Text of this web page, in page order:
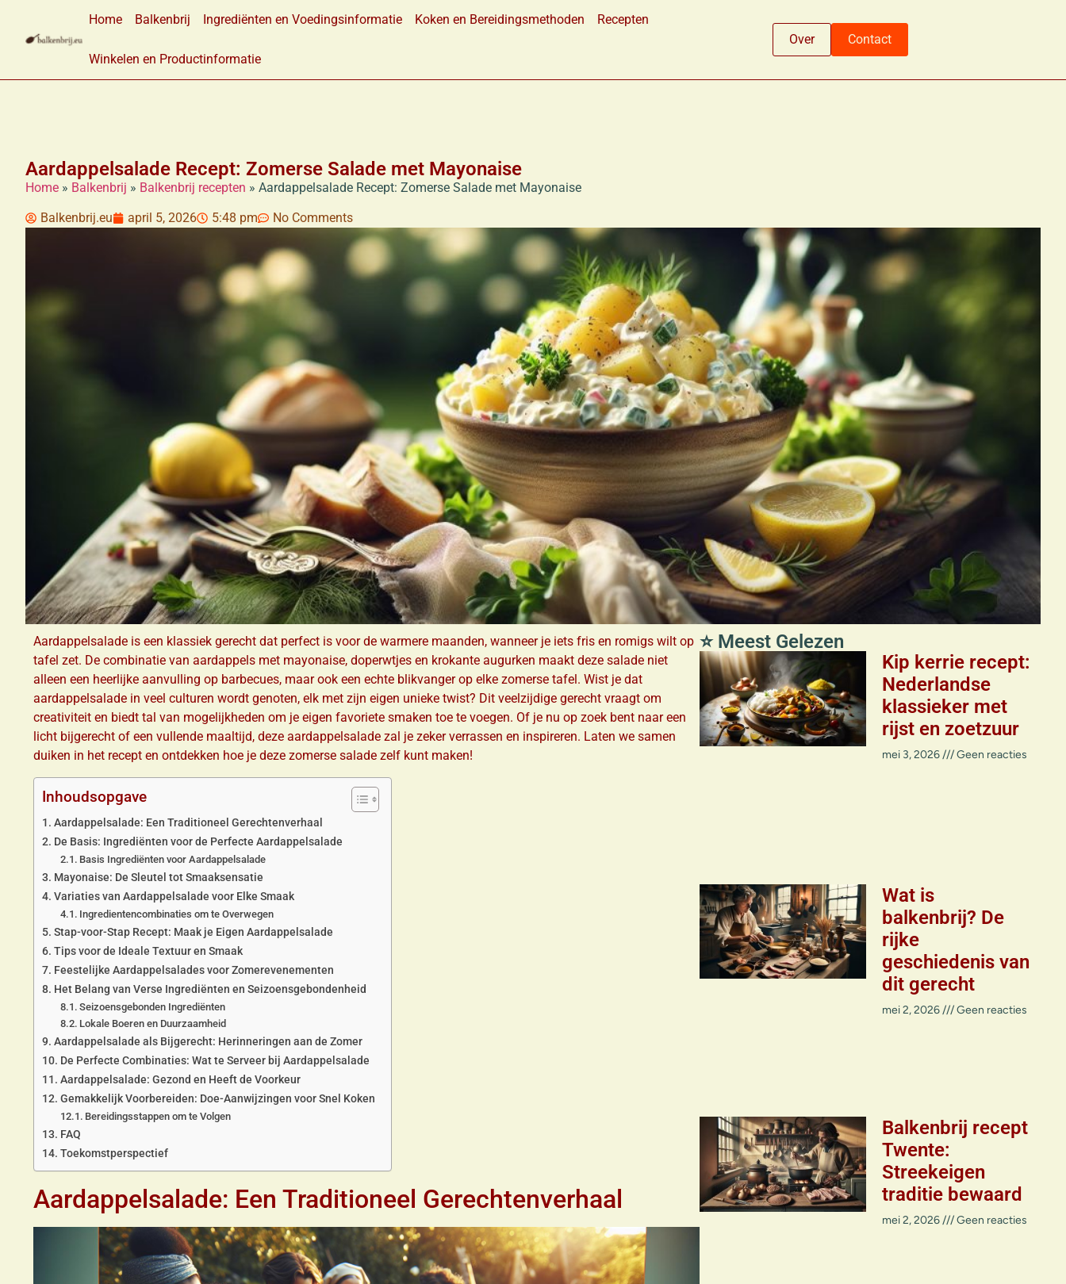
Home Balkenbrij Ingrediënten en Voedingsinformatie Koken en Bereidingsmethoden Recepten
Winkelen en Productinformatie
Over Contact
Aardappelsalade Recept: Zomerse Salade met Mayonaise
Home » Balkenbrij » Balkenbrij recepten » Aardappelsalade Recept: Zomerse Salade met Mayonaise
Balkenbrij.eu april 5, 2026 5:48 pm No Comments
Aardappelsalade is een klassiek gerecht dat perfect is voor de warmere maanden, wanneer je iets fris en romigs wilt op
tafel zet. De combinatie van aardappels met mayonaise, doperwtjes en krokante augurken maakt deze salade niet
alleen een heerlijke aanvulling op barbecues, maar ook een echte blikvanger op elke zomerse tafel. Wist je dat
aardappelsalade in veel culturen wordt genoten, elk met zijn eigen unieke twist? Dit veelzijdige gerecht vraagt om
creativiteit en biedt tal van mogelijkheden om je eigen favoriete smaken toe te voegen. Of je nu op zoek bent naar een
licht bijgerecht of een vullende maaltijd, deze aardappelsalade zal je zeker verrassen en inspireren. Laten we samen
duiken in het recept en ontdekken hoe je deze zomerse salade zelf kunt maken!
Inhoudsopgave
Aardappelsalade: Een Traditioneel Gerechtenverhaal
De Basis: Ingrediënten voor de Perfecte Aardappelsalade
Basis Ingrediënten voor Aardappelsalade
Mayonaise: De Sleutel tot Smaaksensatie
Variaties van Aardappelsalade voor Elke Smaak
Ingredientencombinaties om te Overwegen
Stap-voor-Stap Recept: Maak je Eigen Aardappelsalade
Tips voor de Ideale Textuur en Smaak
Feestelijke Aardappelsalades voor Zomerevenementen
Het Belang van Verse Ingrediënten en Seizoensgebondenheid
Seizoensgebonden Ingrediënten
Lokale Boeren en Duurzaamheid
Aardappelsalade als Bijgerecht: Herinneringen aan de Zomer
De Perfecte Combinaties: Wat te Serveer bij Aardappelsalade
Aardappelsalade: Gezond en Heeft de Voorkeur
Gemakkelijk Voorbereiden: Doe-Aanwijzingen voor Snel Koken
Bereidingsstappen om te Volgen
FAQ
Toekomstperspectief
Aardappelsalade: Een Traditioneel Gerechtenverhaal
⭐ Meest Gelezen
Kip kerrie recept:
Nederlandse
klassieker met
rijst en zoetzuur
mei 3, 2026 Geen reacties
Wat is
balkenbrij? De
rijke
geschiedenis van
dit gerecht
mei 2, 2026 Geen reacties
Balkenbrij recept
Twente:
Streekeigen
traditie bewaard
mei 2, 2026 Geen reacties